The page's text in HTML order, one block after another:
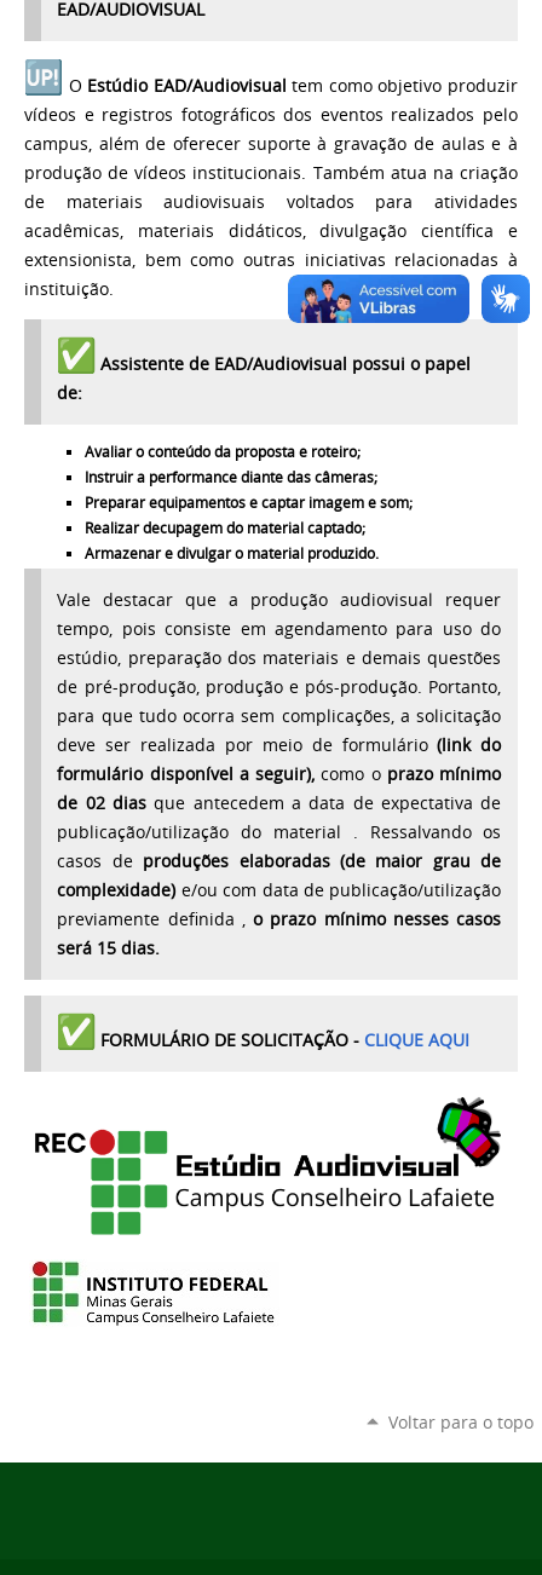
EAD/AUDIOVISUAL
O Estúdio EAD/Audiovisual tem como objetivo produzir
vídeos e registros fotográficos dos eventos realizados pelo
campus, além de oferecer suporte à gravação de aulas e à
produção de vídeos institucionais. Também atua na criação
de materiais audiovisuais voltados para atividades
acadêmicas, materiais didáticos, divulgação científica e
extensionista, bem como outras iniciativas relacionadas à
instituição.
Assistente de EAD/Audiovisual possui o papel
de:
Avaliar o conteúdo da proposta e roteiro;
Instruir a performance diante das câmeras;
Preparar equipamentos e captar imagem e som;
Realizar decupagem do material captado;
Armazenar e divulgar o material produzido.
Vale destacar que a produção audiovisual requer
tempo, pois consiste em agendamento para uso do
estúdio, preparação dos materiais e demais questões
de pré-produção, produção e pós-produção. Portanto,
para que tudo ocorra sem complicações, a solicitação
deve ser realizada por meio de formulário(link do
formulário disponível a seguir), como o prazo mínimo
de 02 dias que antecedem a data de expectativa de
publicação/utilização do material . Ressalvando os
casos de produções elaboradas (de maior grau de
complexidade)e/ou com data de publicação/utilização
previamente definida ,o prazo mínimo nesses casos
será 15 dias.
FORMULÁRIO DE SOLICITAÇÃO - CLIQUE AQUI
Voltar para o topo